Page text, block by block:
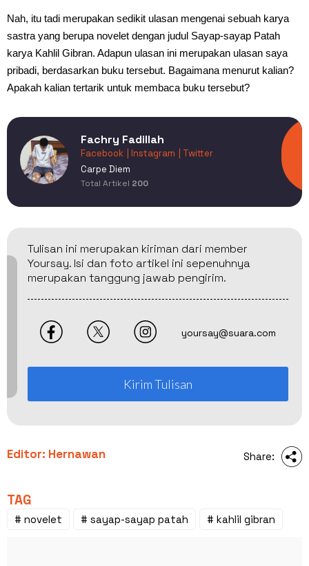
Nah, itu tadi merupakan sedikit ulasan mengenai sebuah karya
sastra yang berupa novelet dengan judul Sayap-sayap Patah
karya Kahlil Gibran. Adapun ulasan ini merupakan ulasan saya
pribadi, berdasarkan buku tersebut. Bagaimana menurut kalian?
Apakah kalian tertarik untuk membaca buku tersebut?
Fachry Fadillah
Facebook | Instagram
| Twitter
Carpe Diem
Total Artikel 200
Tulisan ini merupakan kiriman dari member
Yoursay. Isi dan foto artikel ini sepenuhnya
merupakan tanggung jawab pengirim.
yoursay@suara.com
Kirim Tulisan
Editor: Hernawan Share:
TAG
# novelet # sayap-sayap patah # kahlil gibran